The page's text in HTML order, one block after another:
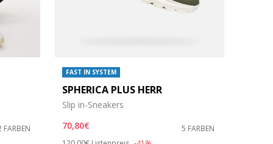
FARBEN
FAST IN SYSTEM
SPHERICA PLUS HERR
Slip in-Sneakers
70,80€
5 FARBEN
Price reduced from
to